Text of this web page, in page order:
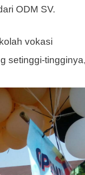
ODM SV.
vokasi
setinggi-